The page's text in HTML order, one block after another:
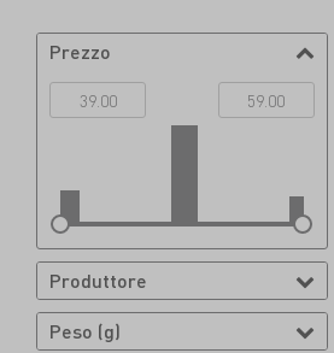
Prezzo
Produttore
Peso (g)